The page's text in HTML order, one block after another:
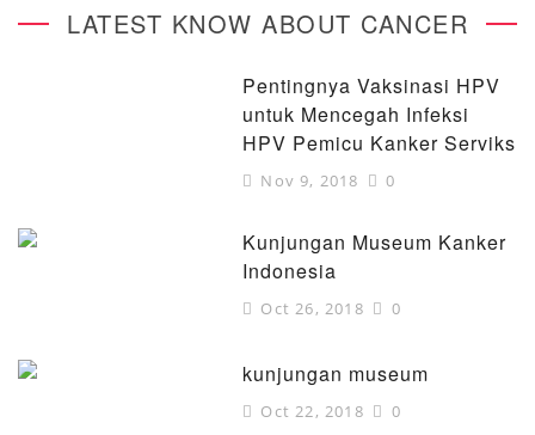
LATEST KNOW ABOUT CANCER
Pentingnya Vaksinasi HPV
untuk Mencegah Infeksi
HPV Pemicu Kanker Serviks
Nov 9, 2018 0
Kunjungan Museum Kanker
Indonesia
Oct 26, 2018 0
kunjungan museum
Oct 22, 2018 0